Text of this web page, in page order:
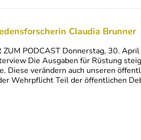
Claudia Brunner
ZUM PODCAST Donnerstag, 30.
Die Ausgaben für Rüstung
verändern auch unseren
Wehrpflicht Teil der öffentlichen